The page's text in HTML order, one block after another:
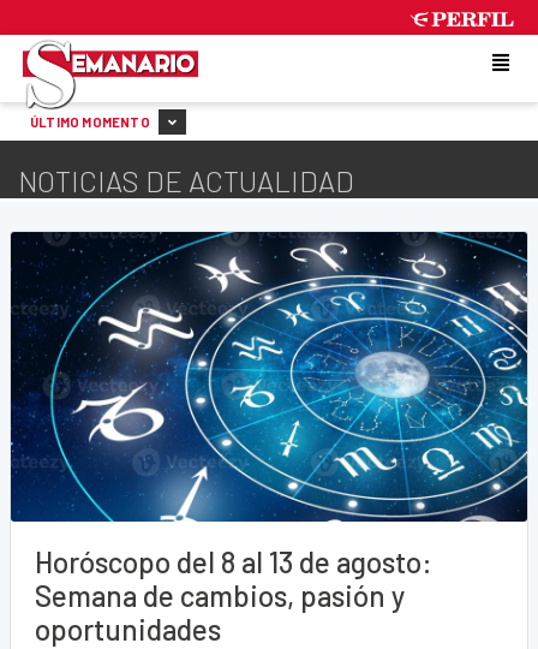
ÚLTIMO MOMENTO
NOTICIAS DE ACTUALIDAD
Horóscopo del 8 al 13 de agosto:
Semana de cambios, pasión y
oportunidades